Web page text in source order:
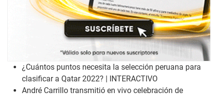
¿Cuántos puntos necesita la selección peruana para
clasificar a Qatar 2022? | INTERACTIVO
André Carrillo transmitió en vivo celebración de